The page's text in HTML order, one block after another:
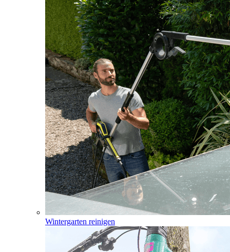
Wintergarten reinigen